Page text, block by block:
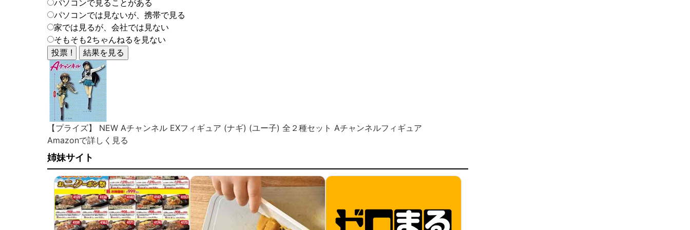
パソコンで見ることがある
パソコンでは見ないが、携帯で見る
家では見るが、会社では見ない
そもそも2ちゃんねるを見ない
【プライズ】 NEW Aチャンネル EXフィギュア (ナギ) (ユー子) 全２種セット Aチャンネルフィギュア
Amazonで詳しく見る
姉妹サイト